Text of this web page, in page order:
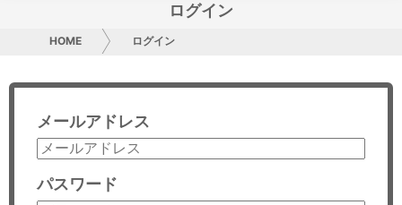
グループ概要
採用情報
お問い合わせ
ログイン
HOME ログイン
メールアドレス
パスワード